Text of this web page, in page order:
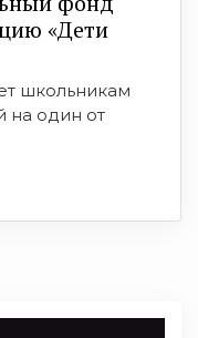
«Дети
школьникам
на один от